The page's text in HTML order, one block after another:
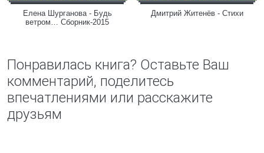
Елена Шурганова - Будь
ветром… Сборник-2015
Дмитрий Житенёв - Стихи
Понравилась книга? Оставьте Ваш
комментарий, поделитесь
впечатлениями или расскажите
друзьям